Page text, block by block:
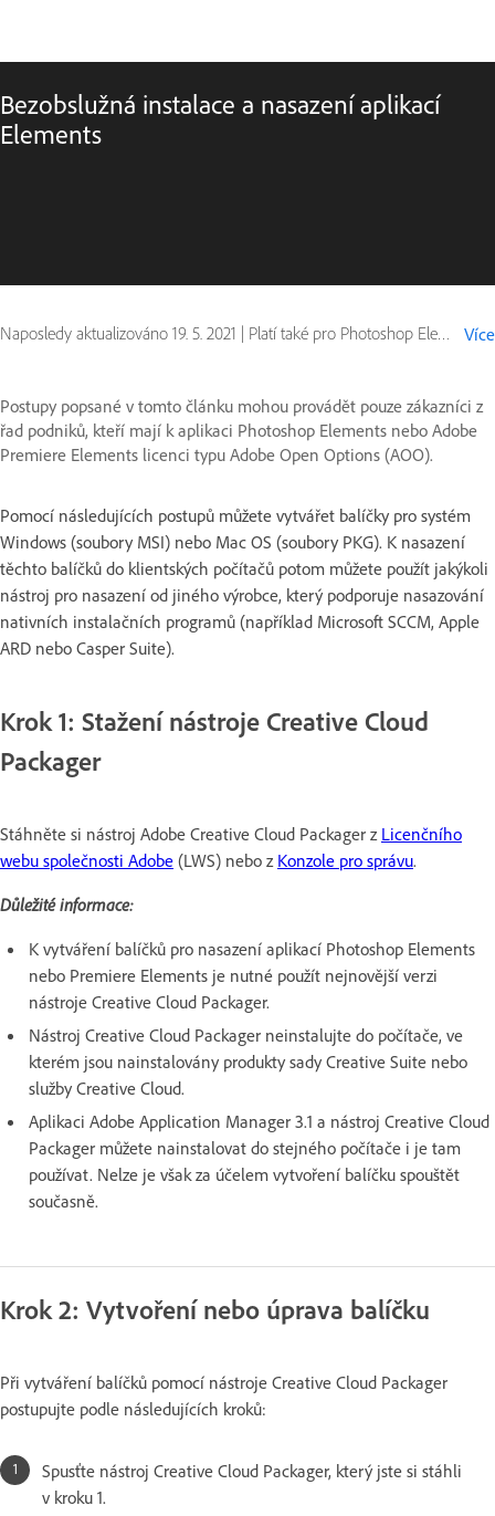
Bezobslužná instalace a nasazení aplikací
Elements
Naposledy aktualizováno 19. 5. 2021 | Platí také pro Photoshop Elements, Premiere Elements Více
Postupy popsané v tomto článku mohou provádět pouze zákazníci z
řad podniků, kteří mají k aplikaci Photoshop Elements nebo Adobe
Premiere Elements licenci typu Adobe Open Options (AOO).
Pomocí následujících postupů můžete vytvářet balíčky pro systém
Windows (soubory MSI) nebo Mac OS (soubory PKG). K nasazení
těchto balíčků do klientských počítačů potom můžete použít jakýkoli
nástroj pro nasazení od jiného výrobce, který podporuje nasazování
nativních instalačních programů (například Microsoft SCCM, Apple
ARD nebo Casper Suite).
Krok 1: Stažení nástroje Creative Cloud
Packager
Stáhněte si nástroj Adobe Creative Cloud Packager z Licenčního
webu společnosti Adobe (LWS) nebo z Konzole pro správu.
Důležité informace:
K vytváření balíčků pro nasazení aplikací Photoshop Elements
nebo Premiere Elements je nutné použít nejnovější verzi
nástroje Creative Cloud Packager.
Nástroj Creative Cloud Packager neinstalujte do počítače, ve
kterém jsou nainstalovány produkty sady Creative Suite nebo
služby Creative Cloud.
Aplikaci Adobe Application Manager 3.1 a nástroj Creative Cloud
Packager můžete nainstalovat do stejného počítače i je tam
používat. Nelze je však za účelem vytvoření balíčku spouštět
současně.
Krok 2: Vytvoření nebo úprava balíčku
Při vytváření balíčků pomocí nástroje Creative Cloud Packager
postupujte podle následujících kroků:
Spusťte nástroj Creative Cloud Packager, který jste si stáhli
v kroku 1.